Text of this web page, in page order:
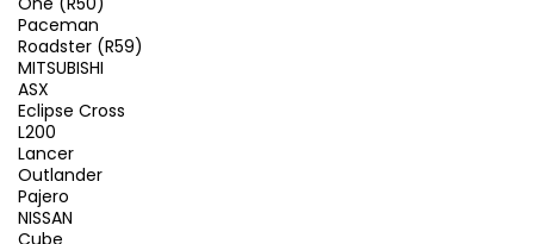
Paceman
Roadster (R59)
MITSUBISHI
ASX
Eclipse Cross
L200
Lancer
Outlander
Pajero
NISSAN